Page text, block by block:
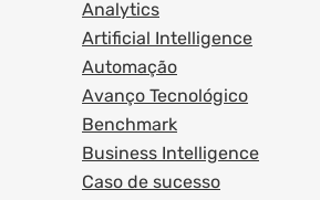
Analytics
Artificial Intelligence
Automação
Avanço Tecnológico
Benchmark
Business Intelligence
Caso de sucesso